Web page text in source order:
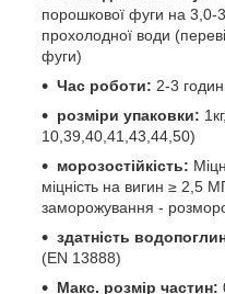
порошкової фуги на 3,0-
прохолодної води
фуги)
Час роботи: 2-3
розміри упаковки:
10,39,40,41,43,44,50)
морозостійкість:
міцність на вигин ≥ 2,5
заморожування -
здатність
(EN 13888)
Макс. розмір частин: